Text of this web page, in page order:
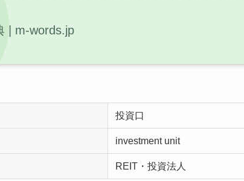
投資口
investment unit
REIT・投資法人